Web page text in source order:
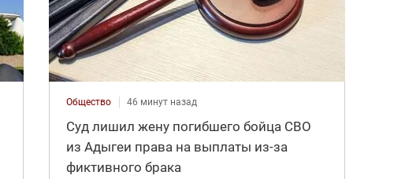
Общество 46 минут назад
Суд лишил жену погибшего бойца СВО
из Адыгеи права на выплаты из-за
фиктивного брака